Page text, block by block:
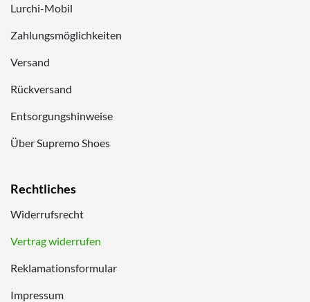
Lurchi-Mobil
Zahlungsmöglichkeiten
Versand
Rückversand
Entsorgungshinweise
Über Supremo Shoes
Rechtliches
Widerrufsrecht
Vertrag widerrufen
Reklamationsformular
Impressum